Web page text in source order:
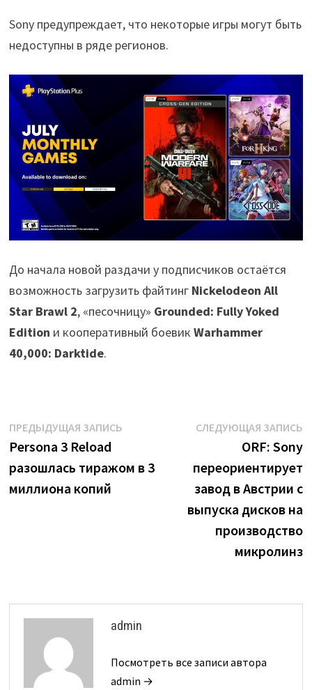
Sony предупреждает, что некоторые игры могут быть
недоступны в ряде регионов.
До начала новой раздачи у подписчиков остаётся
возможность загрузить файтинг Nickelodeon All
Star Brawl 2, «песочницу» Grounded: Fully Yoked
Edition и кооперативный боевик Warhammer
40,000: Darktide.
Навигация
по
записям
ПРЕДЫДУЩАЯ ЗАПИСЬПредыдущая
Persona 3 Reload
разошлась тиражом в 3
миллиона копий
СЛЕДУЮЩАЯ ЗАПИСЬ
ORF: Sony
переориентирует
завод в Австрии с
выпуска дисков на
производство
микролинз
admin
Посмотреть все записи автора
admin →